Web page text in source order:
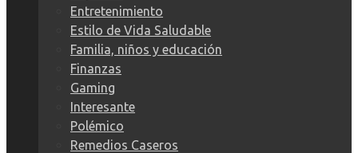
Entretenimiento
Estilo de Vida Saludable
Familia, niños y educación
Finanzas
Gaming
Interesante
Polémico
Remedios Caseros